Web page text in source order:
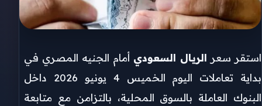
استقر سعر الريال السعودي أمام الجنيه المصري في
بداية تعاملات اليوم الخميس 4 يونيو 2026 داخل
البنوك العاملة بالسوق المحلية، بالتزامن مع متابعة